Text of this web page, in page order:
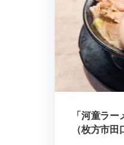
「河童ラ
（枚方市田